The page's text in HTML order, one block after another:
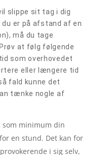
slippe sit tag i dig
er på afstand af en
må du tage
at følg følgende
som overhovedet
eller længere tid
fald kunne det
tænke nogle af
minimum din
en stund. Det kan for
i sig selv,